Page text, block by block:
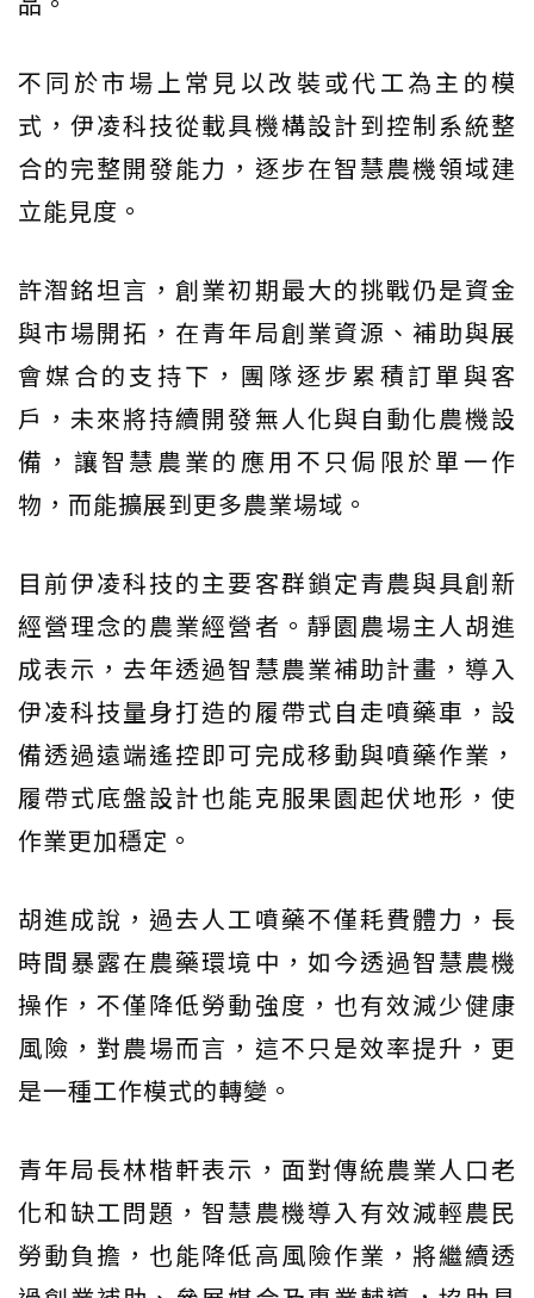
不同於市場上常見以改裝或代工為主的模
式，伊凌科技從載具機構設計到控制系統整
合的完整開發能力，逐步在智慧農機領域建
立能見度。
許潪銘坦言，創業初期最大的挑戰仍是資金
與市場開拓，在青年局創業資源、補助與展
會媒合的支持下，團隊逐步累積訂單與客
戶，未來將持續開發無人化與自動化農機設
備，讓智慧農業的應用不只侷限於單一作
物，而能擴展到更多農業場域。
目前伊凌科技的主要客群鎖定青農與具創新
經營理念的農業經營者。靜園農場主人胡進
成表示，去年透過智慧農業補助計畫，導入
伊凌科技量身打造的履帶式自走噴藥車，設
備透過遠端遙控即可完成移動與噴藥作業，
履帶式底盤設計也能克服果園起伏地形，使
作業更加穩定。
胡進成說，過去人工噴藥不僅耗費體力，長
時間暴露在農藥環境中，如今透過智慧農機
操作，不僅降低勞動強度，也有效減少健康
風險，對農場而言，這不只是效率提升，更
是一種工作模式的轉變。
青年局長林楷軒表示，面對傳統農業人口老
化和缺工問題，智慧農機導入有效減輕農民
勞動負擔，也能降低高風險作業，將繼續透